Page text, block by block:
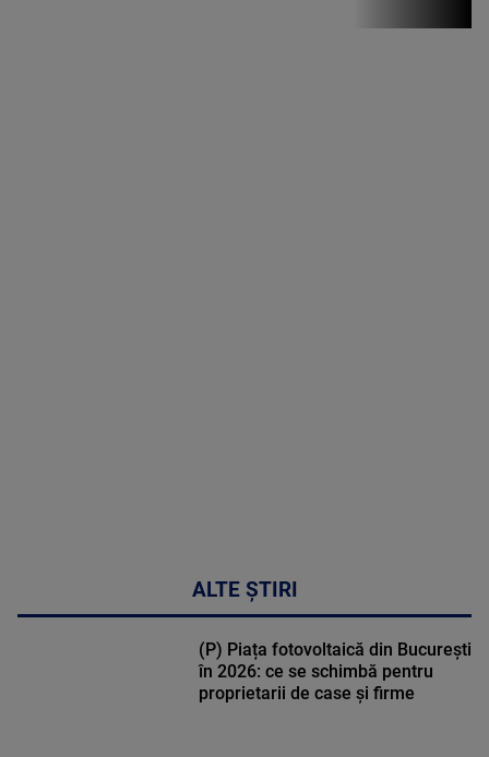
ALTE ȘTIRI
(P) Piața fotovoltaică din București
în 2026: ce se schimbă pentru
proprietarii de case și firme